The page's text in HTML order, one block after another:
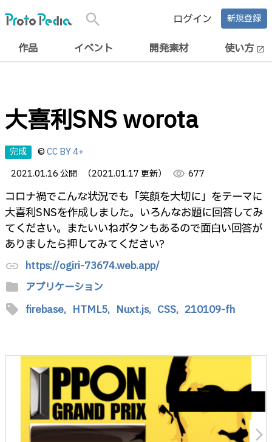
search ログイン 新規登録
作品 イベント 開発素材 使い方 open_in_new
大喜利SNS worota
完成 ©CC BY 4+
2021.01.16 公開
（2021.01.17 更新） visibility 677
コロナ禍でこんな状況でも「笑顔を大切に」をテーマに
大喜利SNSを作成しました。いろんなお題に回答してみ
てください。またいいねボタンもあるので面白い回答が
ありましたら押してみてください?
link https://ogiri-73674.web.app/
folder アプリケーション
sell firebase, HTML5, Nuxt.js, CSS, 210109-fh
arrow_forward_ios